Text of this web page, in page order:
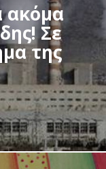
ακόμα
Σε
της